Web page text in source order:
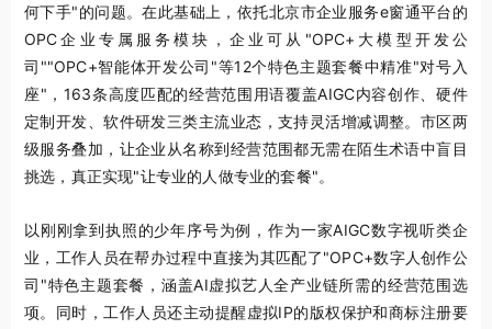
何下手"的问题。在此基础上，依托北京市企业服务e窗通平台的
OPC企业专属服务模块，企业可从"OPC+大模型开发公
司""OPC+智能体开发公司"等12个特色主题套餐中精准"对号入
座"，163条高度匹配的经营范围用语覆盖AIGC内容创作、硬件
定制开发、软件研发三类主流业态，支持灵活增减调整。市区两
级服务叠加，让企业从名称到经营范围都无需在陌生术语中盲目
挑选，真正实现"让专业的人做专业的套餐"。
以刚刚拿到执照的少年序号为例，作为一家AIGC数字视听类企
业，工作人员在帮办过程中直接为其匹配了"OPC+数字人创作公
司"特色主题套餐，涵盖AI虚拟艺人全产业链所需的经营范围选
项。同时，工作人员还主动提醒虚拟IP的版权保护和商标注册要